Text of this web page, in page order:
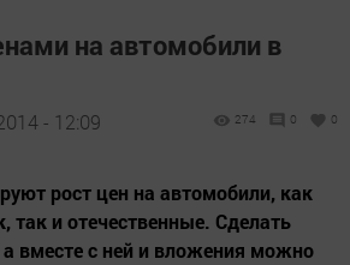
на автомобили в
- 12:09 274 0 0
рост цен на автомобили, как
так и отечественные. Сделать
вместе с ней и вложения можно